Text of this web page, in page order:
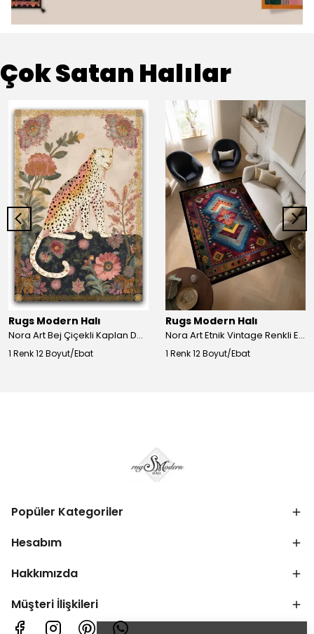
Çok Satan Halılar
Rugs Modern Halı
Nora Art Bej Çiçekli Kaplan Desenli Dokuma Taban Dekoratif Salon Halısı 61
1 Renk 12 Boyut/Ebat
Rugs Modern Halı
Nora Art Etnik Vintage Renkli Eskitme Dokuma Taban Dekoratif Salon Halısı 63
1 Renk 12 Boyut/Ebat
Popüler Kategoriler
Hesabım
Hakkımızda
Müşteri İlişkileri